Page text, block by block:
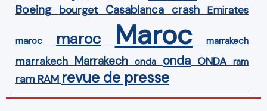
Boeing bourget Casablanca crash Emirates
maroc maroc Maroc marrakech
marrakech Marrakech onda onda ONDA ram
ram RAM revue de presse